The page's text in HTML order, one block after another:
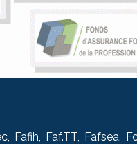
Fafih, Faf.TT, Fafsea,